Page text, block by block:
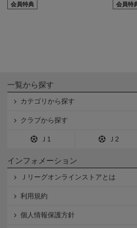
会員特典 会員特
一覧から探す
カテゴリから探す
クラブから探す
Ｊ1 Ｊ2
インフォメーション
Ｊリーグオンラインストアとは
利用規約
個人情報保護方針